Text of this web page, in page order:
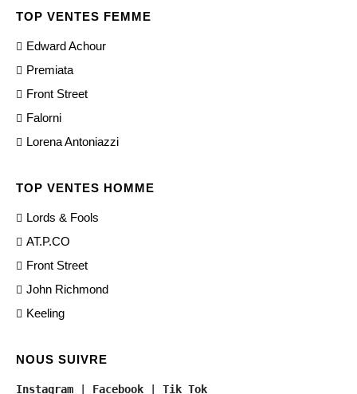
TOP VENTES FEMME
Edward Achour
Premiata
Front Street
Falorni
Lorena Antoniazzi
TOP VENTES HOMME
Lords & Fools
AT.P.CO
Front Street
John Richmond
Keeling
NOUS SUIVRE
Instagram | Facebook | Tik Tok